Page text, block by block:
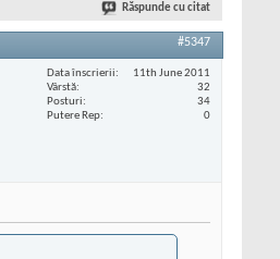
Răspunde cu citat
#5347
Data înscrierii
11th June 2011
Vârstă
32
Posturi
34
Putere Rep
0